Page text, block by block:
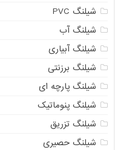
شیلنگ PVC
شیلنگ آب
شیلنگ آبیاری
شیلنگ برزنتی
شیلنگ پارچه ای
شیلنگ پنوماتیک
شیلنگ تزریق
شیلنگ حصیری